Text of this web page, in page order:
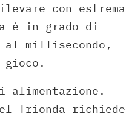
con estrema
è in grado di
millisecondo,
alimentazione.
Trionda richiede